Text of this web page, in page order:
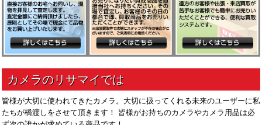
皆様が大切に使われてきたカメラ。大切に扱ってくれる未来のユーザーに私
たちが橋渡しをさせて頂きます！ 皆様がお持ちのカメラやカメラ用品は必